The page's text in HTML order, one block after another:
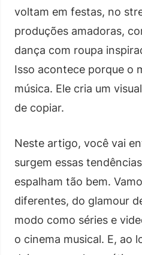
voltam em festas, no
produções amadoras,
dança com roupa
Isso acontece porque o
música. Ele cria um
de copiar.
Neste artigo, você vai
surgem essas
espalham tão bem.
diferentes, do glamour
modo como séries e
o cinema musical. E, ao